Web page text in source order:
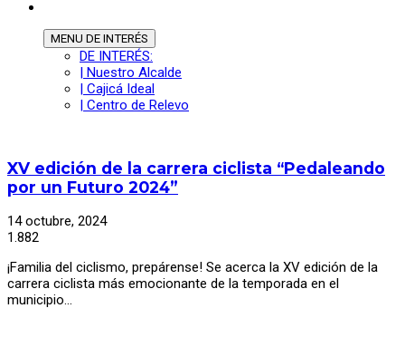
MENU DE INTERÉS
DE INTERÉS:
| Nuestro Alcalde
| Cajicá Ideal
| Centro de Relevo
XV edición de la carrera ciclista “Pedaleando
por un Futuro 2024”
14 octubre, 2024
1.882
¡Familia del ciclismo, prepárense! Se acerca la XV edición de la
carrera ciclista más emocionante de la temporada en el
municipio…